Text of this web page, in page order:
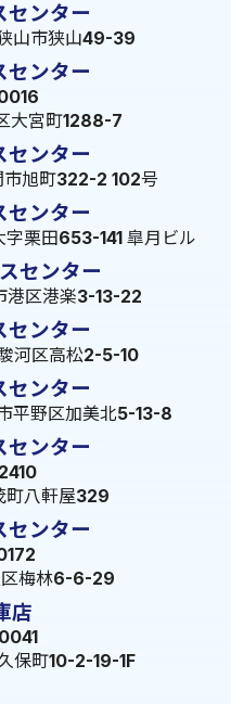
センター
山市狭山49-39
センター
大宮町1288-7
センター
市旭町322-2 102号
センター
栗田653-141 皐月ビル
センター
港区港楽3-13-22
センター
河区高松2-5-10
センター
平野区加美北5-13-8
センター
町八軒屋329
センター
区梅林6-6-29
店
保町10-2-19-1F